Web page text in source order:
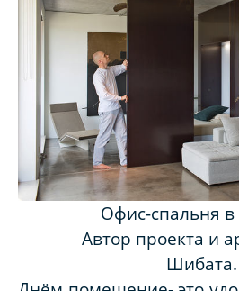
Офис-спальня
Автор проекта и
Шибата.